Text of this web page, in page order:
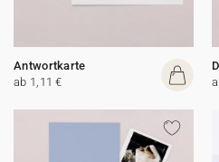
Antwortkarte
ab 1,11 €